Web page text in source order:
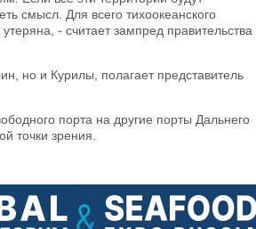
смысл. Для всего тихоокеанского
- считает зампред правительства
но и Курилы, полагает представитель
порта на другие порты Дальнего
точки зрения.